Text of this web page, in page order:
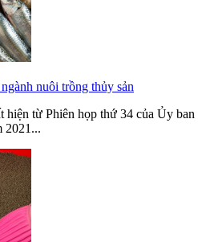
nuôi trồng thủy sản
hiện từ Phiên họp thứ 34 của Ủy ban
2021...